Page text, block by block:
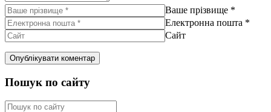
Ваше прізвище *
Електронна пошта *
Сайт
Пошук по сайту